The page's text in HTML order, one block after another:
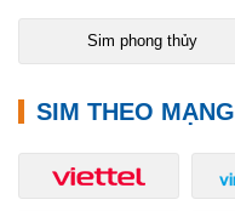
Sim phong thủy
SIM THEO MẠNG